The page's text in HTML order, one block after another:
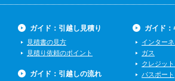
ガイド：引越し見積り
見積書の見方
見積り依頼のポイント
ガイド：引越しの流れ
ガイド
インター
ガス
クレジッ
パスポート